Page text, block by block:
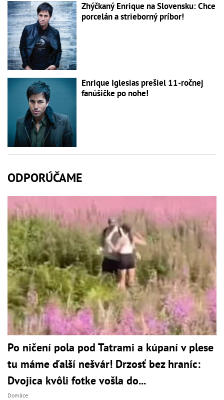
Zhýčkaný Enrique na Slovensku: Chce
porcelán a strieborný príbor!
Enrique Iglesias prešiel 11-ročnej
fanúšičke po nohe!
ODPORÚČAME
Po ničení pola pod Tatrami a kúpaní v plese
tu máme ďalší nešvár! Drzosť bez hraníc:
Dvojica kvôli fotke vošla do...
Domáce